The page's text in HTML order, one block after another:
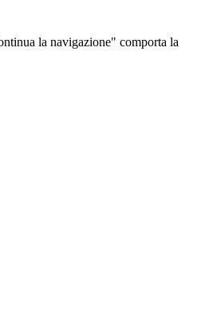
la navigazione" comporta la